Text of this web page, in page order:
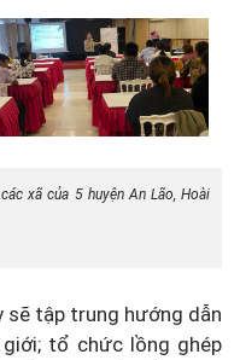
xã của 5 huyện An Lão, Hoài
sẽ tập trung hướng dẫn
tổ chức lồng ghép